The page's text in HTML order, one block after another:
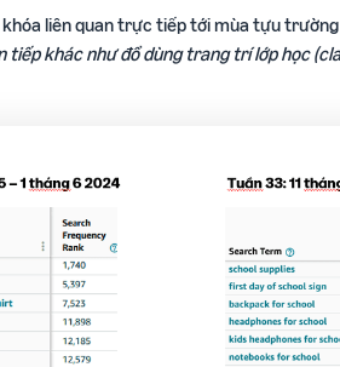
liên quan trực tiếp tới mùa tựu
tiếp khác như đồ dùng trang trí lớp học